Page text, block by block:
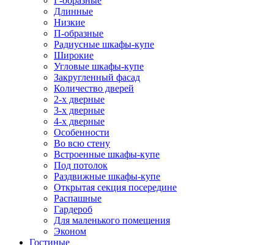
Длинные
Низкие
П-образные
Радиусные шкафы-купе
Широкие
Угловые шкафы-купе
Закругленный фасад
Количество дверей
2-х дверные
3-х дверные
4-х дверные
Особенности
Во всю стену
Встроенные шкафы-купе
Под потолок
Раздвижные шкафы-купе
Открытая секция посередине
Распашные
Гардероб
Для маленького помещения
Эконом
Гостиные